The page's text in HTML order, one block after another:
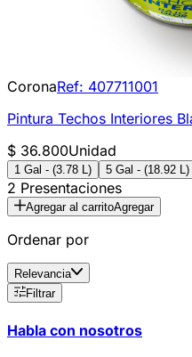
CoronaRef: 407711001
Pintura Techos Interiores
$ 36.800Unidad
1 Gal - (3.78 L) 5 Gal - (18.92 L)
2 Presentaciones
Agregar al carritoAgregar
Ordenar por
Relevancia
Filtrar
Habla con nosotros